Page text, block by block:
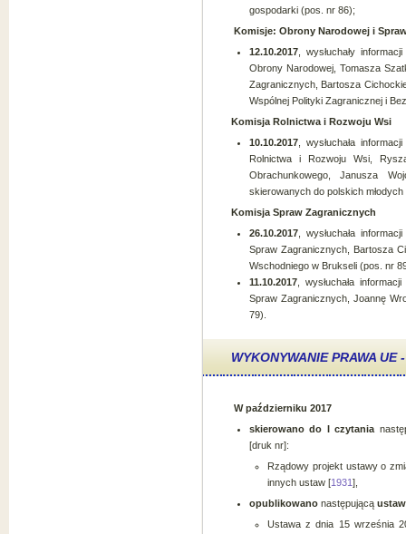
gospodarki (pos. nr 86);
Komisje: Obrony Narodowej i
12.10.2017 , wysłuchały
Obrony Narodowej, Tomasza
Zagranicznych, Bartosza
Wspólnej Polityki Zagranicznej i
Komisja Rolnictwa i Rozwoju Wsi
10.10.2017 , wysłuchała
Rolnictwa i Rozwoju Wsi,
Obrachunkowego, Janusza
skierowanych do polskich
Komisja Spraw Zagranicznych
26.10.2017 , wysłuchała
Spraw Zagranicznych, Bartosza
Wschodniego w Brukseli (pos. nr
11.10.2017 , wysłuchała
Spraw Zagranicznych, Joannę
79).
WYKONYWANIE PRAWA UE
W październiku 2017
skierowano do I czytania
[druk nr]:
Rządowy projekt ustawy o
innych ustaw [1931],
opublikowano następującą
Ustawa z dnia 15 września